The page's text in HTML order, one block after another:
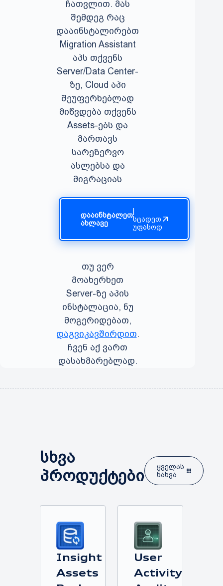
ჩათვლით. მას
შემდეგ რაც
დააინსტალირებთ
Migration Assistant
აპს თქვენს
Server/Data Center-
ზე, Cloud აპი
შეუფერხებლად
მიწვდება თქვენს
Assets-ებს და
მართავს
სარეზერვო
ასლებსა და
მიგრაციას
დააინსტალეთ
ახლავე
სცადეთ
უფასოდ
თუ ვერ
მოახერხეთ
Server-ზე აპის
ინსტალაცია, ნუ
მოგერიდებათ,
დაგვიკავშირდით.
ჩვენ აქ ვართ
დასახმარებლად.
სხვა
პროდუქტები
ყველას
ნახვა
Insight
Assets
User
Activity